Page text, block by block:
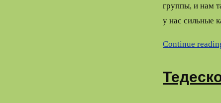
группы, и нам
у нас сильные
Continue